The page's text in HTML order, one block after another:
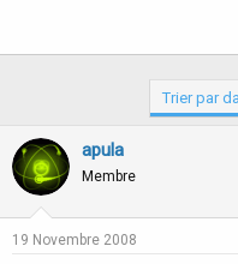
Trier par
apula
Membre
19 Novembre 2008